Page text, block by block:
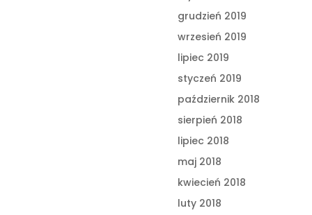
grudzień 2019
wrzesień 2019
lipiec 2019
styczeń 2019
październik 2018
sierpień 2018
lipiec 2018
maj 2018
kwiecień 2018
luty 2018